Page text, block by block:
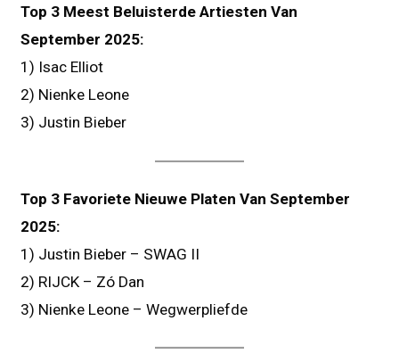
Top 3 Meest Beluisterde Artiesten Van
September 2025:
1) Isac Elliot
2) Nienke Leone
3) Justin Bieber
Top 3 Favoriete Nieuwe Platen Van September
2025:
1) Justin Bieber – SWAG II
2) RIJCK – Zó Dan
3) Nienke Leone – Wegwerpliefde